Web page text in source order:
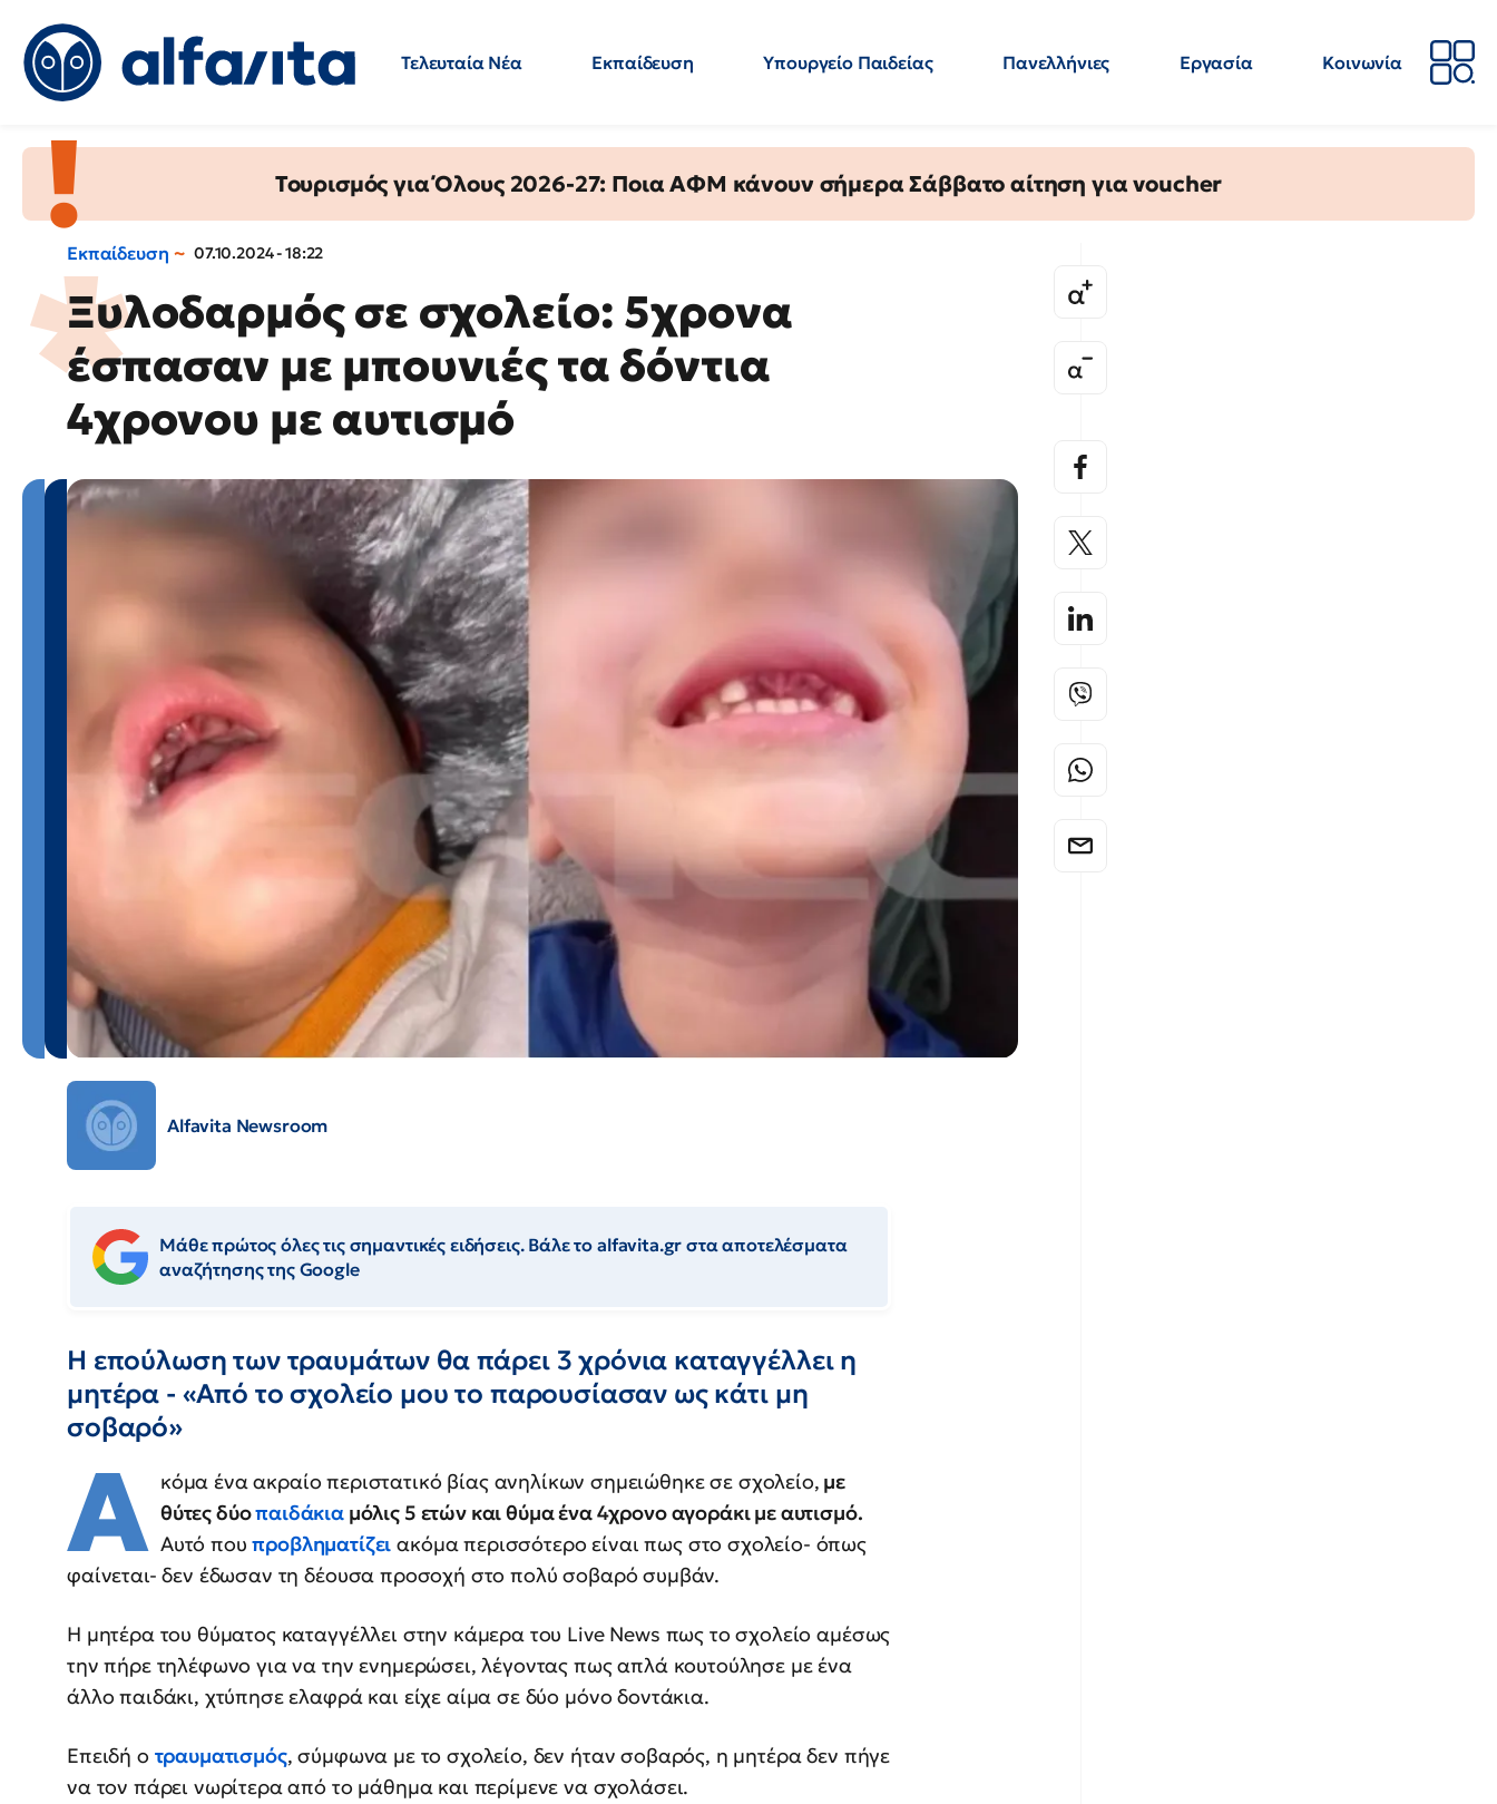
Τελευταία Νέα Εκπαίδευση Υπουργείο Παιδείας Πανελλήνιες Εργασία
Κοινωνία
Τουρισμός για Όλους 2026-27: Ποια ΑΦΜ κάνουν σήμερα Σάββατο αίτηση για voucher
Εκπαίδευση 07.10.2024 - 18:22
Ξυλοδαρμός σε σχολείο: 5χρονα
έσπασαν με μπουνιές τα δόντια
4χρονου με αυτισμό
Alfavita Newsroom
Μάθε πρώτος όλες τις σημαντικές ειδήσεις. Βάλε το alfavita.gr στα αποτελέσματα
αναζήτησης της Google
Η επούλωση των τραυμάτων θα πάρει 3 χρόνια καταγγέλλει η
μητέρα - «Από το σχολείο μου το παρουσίασαν ως κάτι μη
σοβαρό»
Α κόμα ένα ακραίο περιστατικό βίας ανηλίκων σημειώθηκε σε σχολείο, με
θύτες δύοπαιδάκια μόλις 5 ετών και θύμα ένα 4χρονο αγοράκι με αυτισμό.
Αυτό πουπροβληματίζει ακόμα περισσότερο είναι πως στο σχολείο- όπως
φαίνεται- δεν έδωσαν τη δέουσα προσοχή στο πολύ σοβαρό συμβάν.
Η μητέρα του θύματος καταγγέλλει στην κάμερα του Live News πως το σχολείο αμέσως
την πήρε τηλέφωνο για να την ενημερώσει, λέγοντας πως απλά κουτούλησε με ένα
άλλο παιδάκι, χτύπησε ελαφρά και είχε αίμα σε δύο μόνο δοντάκια.
Επειδή ο τραυματισμός, σύμφωνα με το σχολείο, δεν ήταν σοβαρός, η μητέρα δεν πήγε
να τον πάρει νωρίτερα από το μάθημα και περίμενε να σχολάσει.